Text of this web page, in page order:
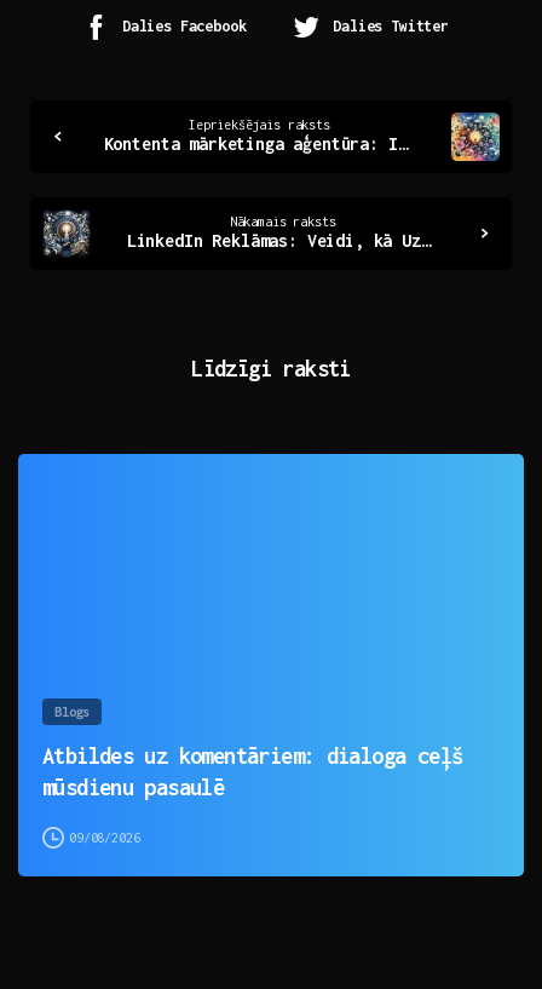
Dalies Facebook Dalies Twitter
Reading
Iepriekšējais raksts
Kontenta mārketinga aģentūra: Inovācijas un panākumi digitālajā pasaulē
Nākamais raksts
LinkedIn Reklāmas: Veidi, kā Uzlabot Jūsu Profesionālo Redzamību
Līdzīgi raksti
Blogs
Atbildes uz komentāriem: dialoga ceļš
mūsdienu pasaulē
09/08/2026